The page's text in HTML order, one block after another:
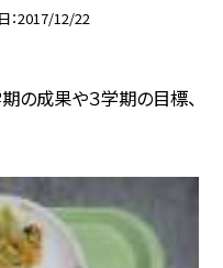
2017/12/22
の成果や３学期の目標、